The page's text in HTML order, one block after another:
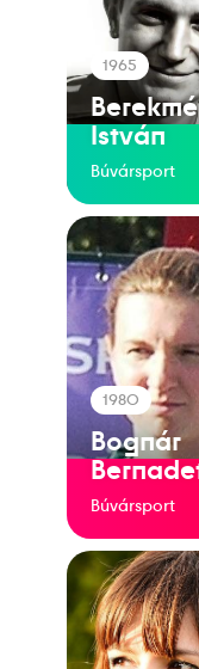
1965
István
Búvársport
1980
Bognár
Búvársport